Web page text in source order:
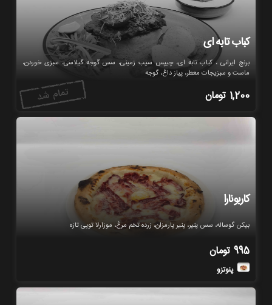
کباب تابه ای
برنج ایرانی ، کباب تابه ای، چیپس سیب زمینی، سس گوجه گیلاسی، سبزی خوردن،
ماست و سبزیجات معطر، پیاز داغ، گوجه
1,200 تومان
کاربونارا
بیکن گوساله، سس پنیر، پنیر پارمزان، زرده تخم مرغ، موزارلا توپی تازه
995 تومان
پنوتزو